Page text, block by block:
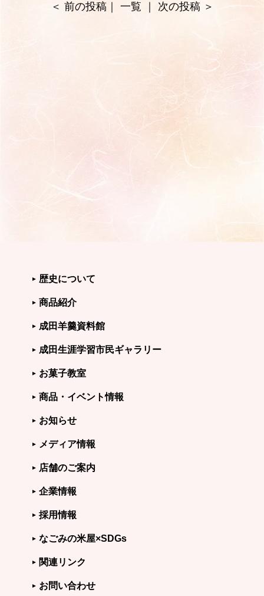
＜ 前の投稿｜ 一覧 次の投稿＞
歴史について
商品紹介
成田羊羹資料館
成田生涯学習市民ギャラリー
お菓子教室
商品・イベント情報
お知らせ
メディア情報
店舗のご案内
企業情報
採用情報
なごみの米屋×SDGs
関連リンク
お問い合わせ